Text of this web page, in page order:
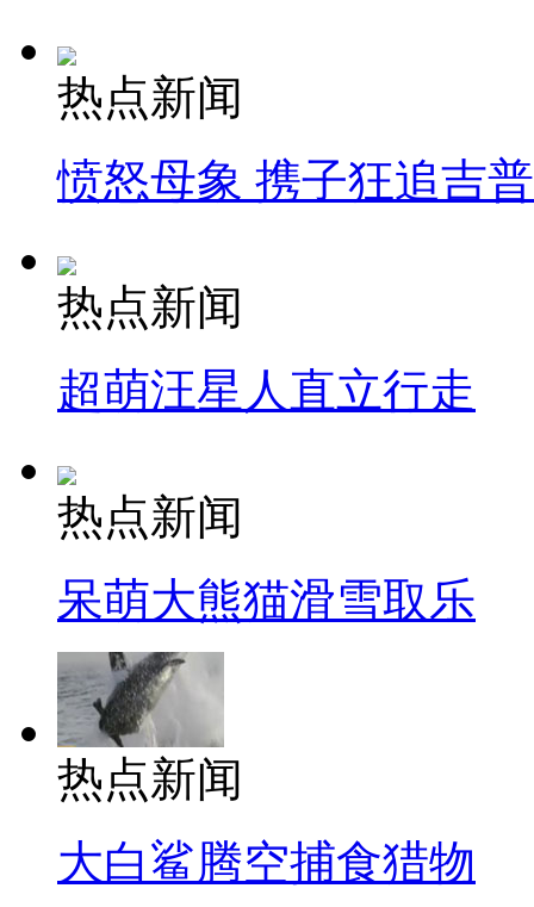
热点新闻
愤怒母象 携子狂追吉
热点新闻
超萌汪星人直立行走
热点新闻
呆萌大熊猫滑雪取乐
热点新闻
大白鲨腾空捕食猎物